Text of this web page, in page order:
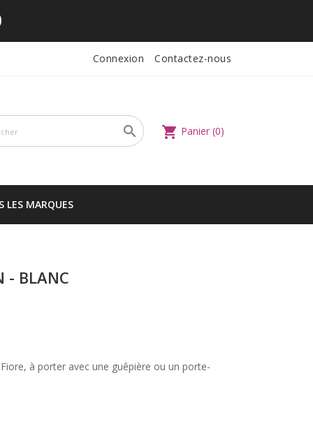
Connexion Contactez-nous
shopping_cart Panier (0)

LES MARQUES
- BLANC
à porter avec une guêpière ou un porte-